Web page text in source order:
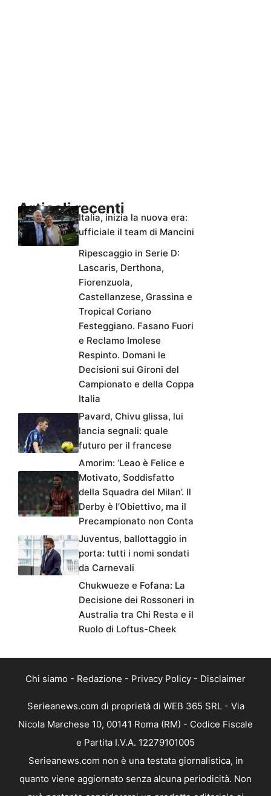
Articoli recenti
Italia, inizia la nuova era:
ufficiale il team di Mancini
Ripescaggio in Serie D:
Lascaris, Derthona,
Fiorenzuola,
Castellanzese, Grassina e
Tropical Coriano
Festeggiano. Fasano Fuori
e Reclamo Imolese
Respinto. Domani le
Decisioni sui Gironi del
Campionato e della Coppa
Italia
Pavard, Chivu glissa, lui
lancia segnali: quale
futuro per il francese
Amorim: ‘Leao è Felice e
Motivato, Soddisfatto
della Squadra del Milan’. Il
Derby è l’Obiettivo, ma il
Precampionato non Conta
Juventus, ballottaggio in
porta: tutti i nomi sondati
da Carnevali
Chukwueze e Fofana: La
Decisione dei Rossoneri in
Australia tra Chi Resta e il
Ruolo di Loftus-Cheek
Chi siamo - Redazione - Privacy Policy - Disclaimer
Serieanews.com di proprietà di WEB 365 SRL - Via
Nicola Marchese 10, 00141 Roma (RM) - Codice Fiscale
e Partita I.V.A. 12279101005
Serieanews.com non è una testata giornalistica, in
quanto viene aggiornato senza alcuna periodicità. Non